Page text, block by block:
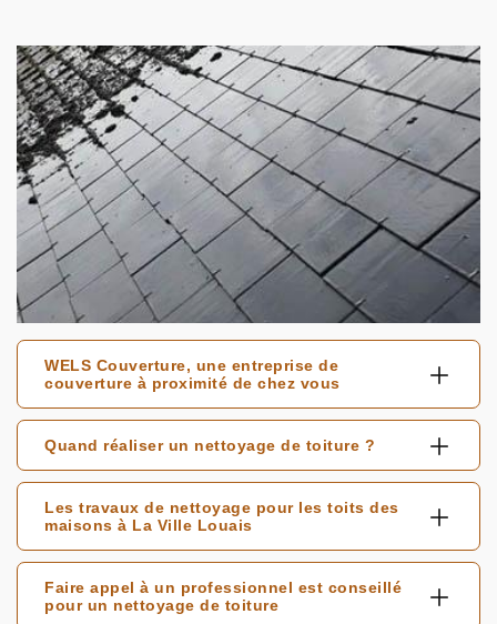
WELS Couverture, une entreprise de
couverture à proximité de chez vous
Quand réaliser un nettoyage de toiture ?
Les travaux de nettoyage pour les toits des
maisons à La Ville Louais
Faire appel à un professionnel est conseillé
pour un nettoyage de toiture